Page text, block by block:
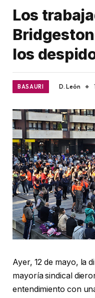
Los
los
BASAURI D. León
Ayer, 12 de mayo, la
mayoría sindical
entendimiento con